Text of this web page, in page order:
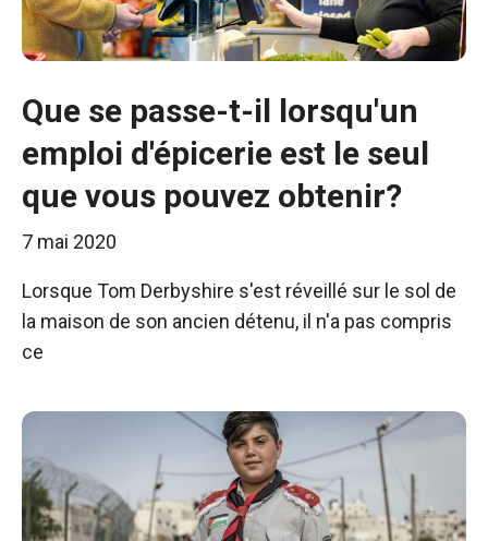
Que se passe-t-il lorsqu'un
emploi d'épicerie est le seul
que vous pouvez obtenir?
7 mai 2020
Lorsque Tom Derbyshire s'est réveillé sur le sol de
la maison de son ancien détenu, il n'a pas compris
ce